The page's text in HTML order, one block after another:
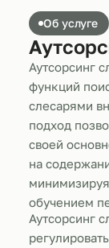
Об услуге
Аутсорсинг
функций
слесарями
подход
своей
на
обучением
Аутсорсинг